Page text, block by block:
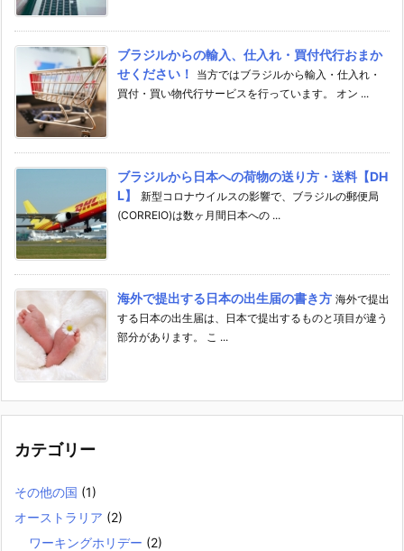
ブラジルからの輸入、仕入れ・買付代行おまか
せください！
当方ではブラジルから輸入・仕入れ・
買付・買い物代行サービスを行っています。 オン ...
ブラジルから日本への荷物の送り方・送料【DH
L】
新型コロナウイルスの影響で、ブラジルの郵便局
(CORREIO)は数ヶ月間日本への ...
海外で提出する日本の出生届の書き方 海外で提出
する日本の出生届は、日本で提出するものと項目が違う
部分があります。 こ ...
カテゴリー
その他の国 (1)
オーストラリア (2)
ワーキングホリデー (2)